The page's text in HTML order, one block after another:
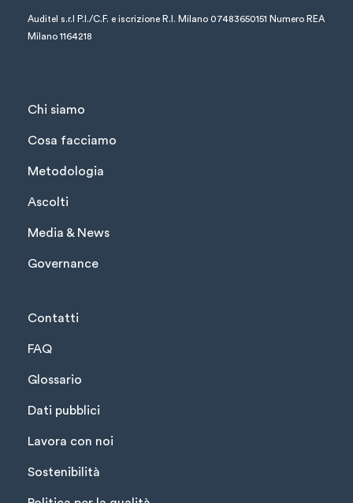
Auditel s.r.l P.I./C.F. e iscrizione R.I. Milano 07483650151 Numero REA
Milano 1164218
Chi siamo
Cosa facciamo
Metodologia
Ascolti
Media & News
Governance
Contatti
FAQ
Glossario
Dati pubblici
Lavora con noi
Sostenibilità